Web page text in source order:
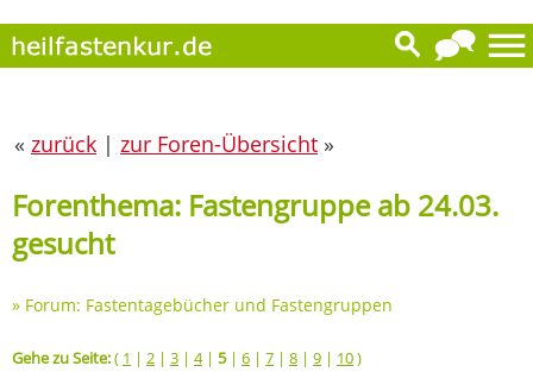
« zurück | zur Foren-Übersicht »
Forenthema: Fastengruppe ab 24.03.
gesucht
» Forum: Fastentagebücher und Fastengruppen
Gehe zu Seite:( 1 | 2 | 3 | 4| 5| 6 | 7 | 8 | 9 | 10)